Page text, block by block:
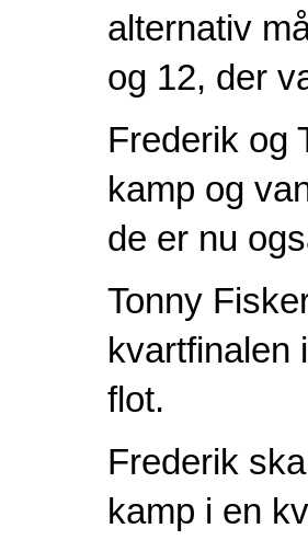
alternativ
og 12, der
Frederik og
kamp og
de er nu
Tonny
flot.
Frederik
kamp i en